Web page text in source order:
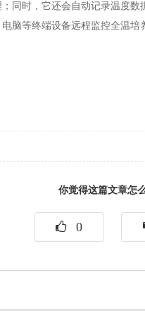
同时，它还会自动记录温度
脑等终端设备远程监控全温
你觉得这篇文章怎
0